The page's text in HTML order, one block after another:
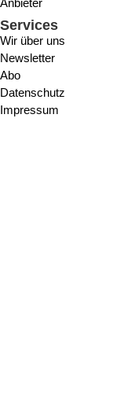
Anbieter
Services
Wir über uns
Newsletter
Abo
Datenschutz
Impressum